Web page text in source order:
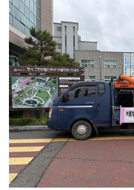
화순군, 전국 최초 ‘건물 임차